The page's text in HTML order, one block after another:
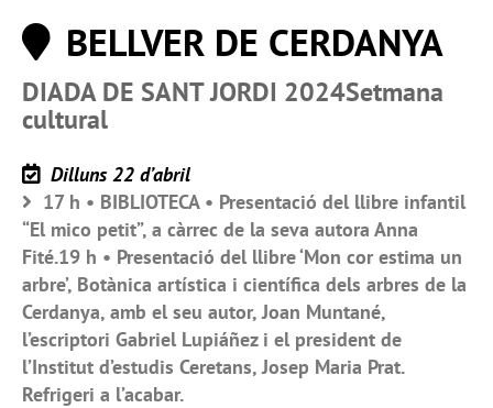
BELLVER DE CERDANYA
DIADA DE SANT JORDI 2024Setmana
cultural
Dilluns 22 d’abril
17 h • BIBLIOTECA • Presentació del llibre infantil
“El mico petit”, a càrrec de la seva autora Anna
Fité.19 h • Presentació del llibre ‘Mon cor estima un
arbre’, Botànica artística i científica dels arbres de la
Cerdanya, amb el seu autor, Joan Muntané,
l’escriptori Gabriel Lupiáñez i el president de
l’Institut d’estudis Ceretans, Josep Maria Prat.
Refrigeri a l’acabar.